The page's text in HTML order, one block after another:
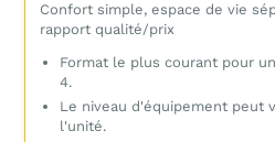
Confort simple, espace de vie
rapport qualité/prix
Format le plus courant pour
4.
Le niveau d'équipement peut
l'unité.